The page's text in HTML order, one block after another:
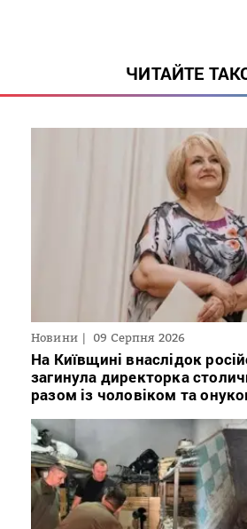
ЧИТАЙТЕ
Новини 09 Серпня 2026
На Київщині внаслідок
загинула директорка
разом із чоловіком та